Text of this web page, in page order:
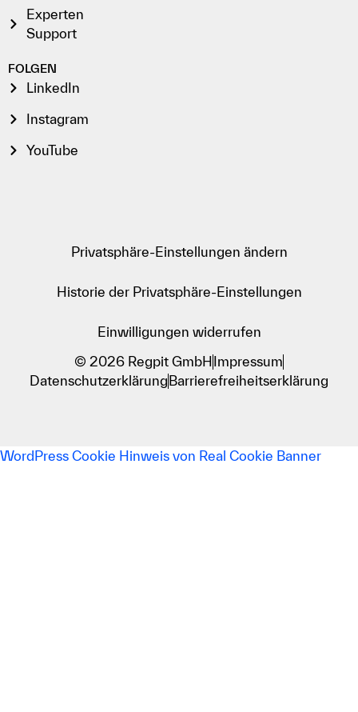
Experten
Support
FOLGEN
LinkedIn
Instagram
YouTube
Privatsphäre-Einstellungen ändern
Historie der Privatsphäre-Einstellungen
Einwilligungen widerrufen
© 2026 Regpit GmbH Impressum
Datenschutzerklärung Barrierefreiheitserklärung
WordPress Cookie Hinweis von Real Cookie Banner